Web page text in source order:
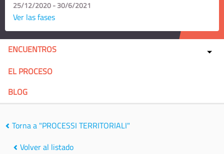
25/12/2020 - 30/6/2021
Ver las fases
ENCUENTROS
EL PROCESO
BLOG
Torna a "PROCESSI TERRITORIALI"
Volver al listado